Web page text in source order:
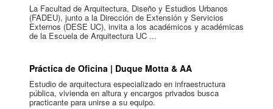
La Facultad de Arquitectura, Diseño y Estudios Urbanos
(FADEU), junto a la Dirección de Extensión y Servicios
Externos (DESE UC), invita a los académicos y académicas
de la Escuela de Arquitectura UC ...
Práctica de Oficina | Duque Motta & AA
Estudio de arquitectura especializado en infraestructura
pública, vivienda en altura y encargos privados busca
practicante para unirse a su equipo.